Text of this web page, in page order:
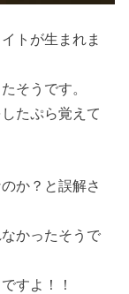
トが生まれま
そうです。
たぷら覚えて
か？と誤解さ
かったそうで
すよ！！